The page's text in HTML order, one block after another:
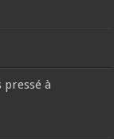
pressé à